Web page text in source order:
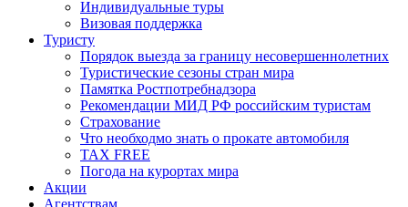
Индивидуальные туры
Визовая поддержка
Туристу
Порядок выезда за границу несовершеннолетних
Туристические сезоны стран мира
Памятка Ростпотребнадзора
Рекомендации МИД РФ российским туристам
Страхование
Что необходмо знать о прокате автомобиля
TAX FREE
Погода на курортах мира
Акции
Агентствам